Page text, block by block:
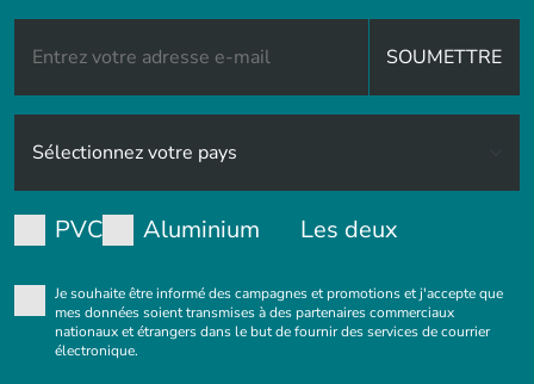
SOUMETTRE
PVC Aluminium Les deux
Je souhaite être informé des campagnes et promotions et j'accepte que
mes données soient transmises à des partenaires commerciaux
nationaux et étrangers dans le but de fournir des services de courrier
électronique.